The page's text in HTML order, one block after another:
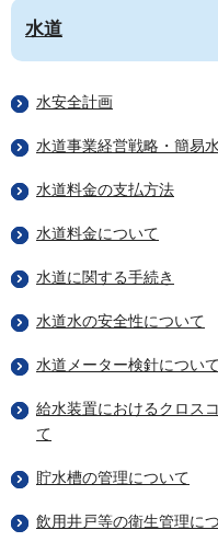
水道
水安全計画
水道事業経営戦略・簡易
水道料金の支払方法
水道料金について
水道に関する手続き
水道水の安全性について
水道メーター検針について
給水装置におけるクロス
て
貯水槽の管理について
飲用井戸等の衛生管理に